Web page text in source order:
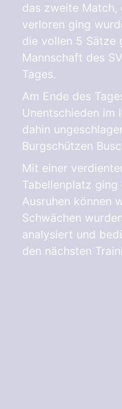
das zweite Match,
verloren ging
die vollen 5 Sätze
Mannschaft des
Tages.
Am Ende des
Unentschieden im
dahin
Burgschützen
Mit einer
Tabellenplatz
Ausruhen können
Schwächen
analysiert und
den nächsten